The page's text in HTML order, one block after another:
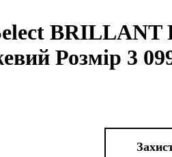
BRILLANT
Розмір 3